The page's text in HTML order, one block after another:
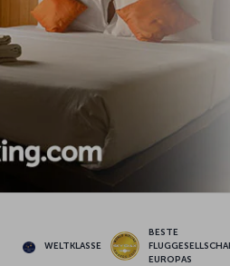
WELTKLASSE
BESTE
EUROPAS